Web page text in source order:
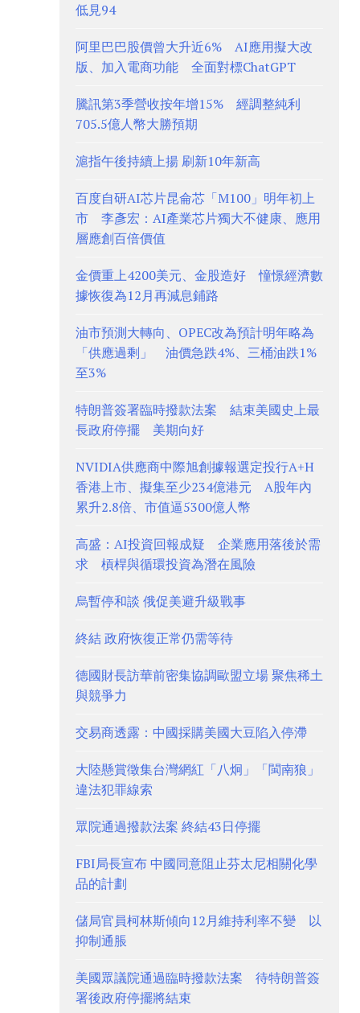
低見94
阿里巴巴股價曾大升近6% AI應用擬大改
版、加入電商功能 全面對標ChatGPT
騰訊第3季營收按年增15% 經調整純利
705.5億人幣大勝預期
滬指午後持續上揚 刷新10年新高
百度自研AI芯片昆侖芯「M100」明年初上
市 李彥宏：AI產業芯片獨大不健康、應用
層應創百倍價值
金價重上4200美元、金股造好 憧憬經濟數
據恢復為12月再減息鋪路
油市預測大轉向、OPEC改為預計明年略為
「供應過剩」 油價急跌4%、三桶油跌1%
至3%
特朗普簽署臨時撥款法案 結束美國史上最
長政府停擺 美期向好
NVIDIA供應商中際旭創據報選定投行A+H
香港上市、擬集至少234億港元 A股年內
累升2.8倍、市值逼5300億人幣
高盛：AI投資回報成疑 企業應用落後於需
求 槓桿與循環投資為潛在風險
烏暫停和談 俄促美避升級戰事
終結 政府恢復正常仍需等待
德國財長訪華前密集協調歐盟立場 聚焦稀土
與競爭力
交易商透露：中國採購美國大豆陷入停滯
大陸懸賞徵集台灣網紅「八炯」「閩南狼」
違法犯罪線索
眾院通過撥款法案 終結43日停擺
FBI局長宣布 中國同意阻止芬太尼相關化學
品的計劃
儲局官員柯林斯傾向12月維持利率不變 以
抑制通脹
美國眾議院通過臨時撥款法案 待特朗普簽
署後政府停擺將結束